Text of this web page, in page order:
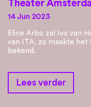
Theater
14 Jun 2023
Eline Arbo zal Ivo van
van ITA, zo maakte het
bekend.
Lees verder